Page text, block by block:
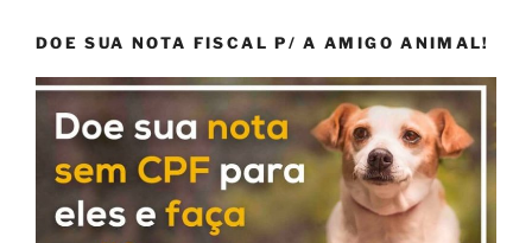
DOE SUA NOTA FISCAL P/ A AMIGO ANIMAL!